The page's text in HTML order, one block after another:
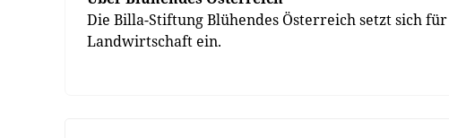
Die Billa-Stiftung Blühendes Österreich setzt sich
Landwirtschaft ein.